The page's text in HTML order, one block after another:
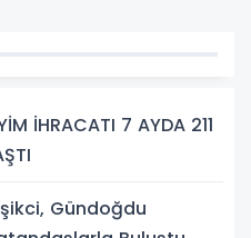
İHRACATI 7 AYDA 211
Gündoğdu